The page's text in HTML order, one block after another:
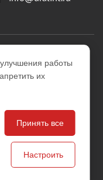
и отделочных
работы
их
Принять все
Настроить